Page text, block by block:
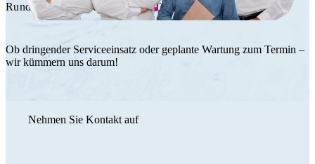
Rundum Service durch das HT Team.
Ob dringender Serviceeinsatz oder geplante Wartung zum Termin –
wir kümmern uns darum!
Nehmen Sie Kontakt auf